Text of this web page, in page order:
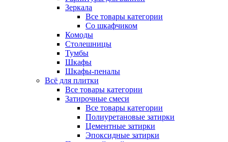
Зеркала
Все товары категории
Со шкафчиком
Комоды
Столешницы
Тумбы
Шкафы
Шкафы-пеналы
Всё для плитки
Все товары категории
Затирочные смеси
Все товары категории
Полиуретановые затирки
Цементные затирки
Эпоксидные затирки